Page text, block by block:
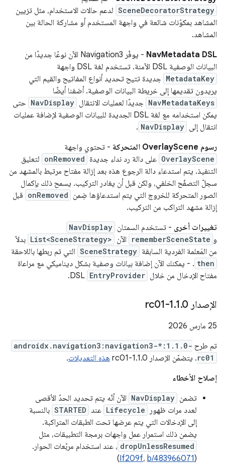
SceneDecoratorStrategy لدعم حالات الاستخدام، مثل تزيين
المشاهد بمكوّنات شائعة في واجهة المستخدم أو مشاركة الحالة بين
المشاهد.
NavMetadata DSL
- يوفّر Navigation3 الآن نوعًا جديدًا من
البيانات الوصفية DSL الآمنة. تستخدم لغة DSL واجهة
MetadataKey جديدة تتيح تحديد أنواع المفاتيح والقيم التي
يريدون تقديمها إلى خريطة البيانات الوصفية. أضفنا أيضًا
NavMetadataKeys جديدًا لعمليات الانتقال NavDisplay حتى
يمكن استخدامه مع لغة DSL الجديدة للبيانات الوصفية لإضافة عمليات
انتقال إلى NavDisplay
.
رسوم OverlayScene المتحركة
- تحتوي واجهة
OverlayScene على دالة رد نداء جديدة onRemoved لتعليق
التنفيذ. يتم استدعاء دالة الرجوع هذه بعد إزالة مفتاح مرتبط بالمشهد من
سجلّ التصفّح الخلفي، ولكن قبل أن يغادر التركيب. يسمح ذلك بإكمال
الصور المتحركة للخروج التي يتم استدعاؤها ضِمن onRemoved قبل
إزالة مشهد التراكب من التركيب.
تغييرات أخرى - تستخدم السمتان NavDisplay
و rememberSceneState الآن List<SceneStrategy> بدلاً
من المَعلمة الفردية السابقة SceneStrategy التي تم ربطها باللاحقة
then . - يمكنك الآن إضافة بيانات وصفية بشكل ديناميكي مع مراعاة
مفتاح الإدخال من خلال EntryProvider
الإصدار 1 .1.0-rc01
‫25 مارس 2026
تم طرح androidx.navigation3:navigation3-*:1.1.0-
rc01. يتضمّن الإصدار 1.1.0-rc01 هذه التعديلات.
إصلاح الأخطاء
تضمن NavDisplay الآن أنّه يتم تحديد الحدّ الأقصى
لعدد مرات ظهور
Lifecycle عند STARTED بالنسبة
إلى الإدخالات التي يتم عرضها تحت الطبقات المتراكبة.
يضمن ذلك استمرار عمل واجهات برمجة التطبيقات، مثل
dropUnlessResumed ، عند استخدام مربّعات الحوار.
(
If209f، b/483966071
)